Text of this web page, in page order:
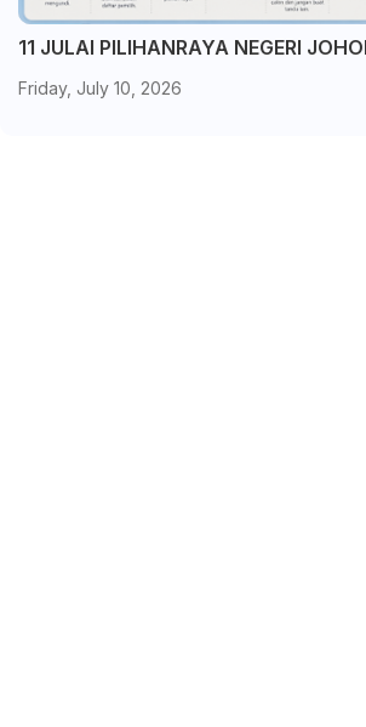
11 JULAI PILIHANRAYA NEGERI
Friday, July 10, 2026